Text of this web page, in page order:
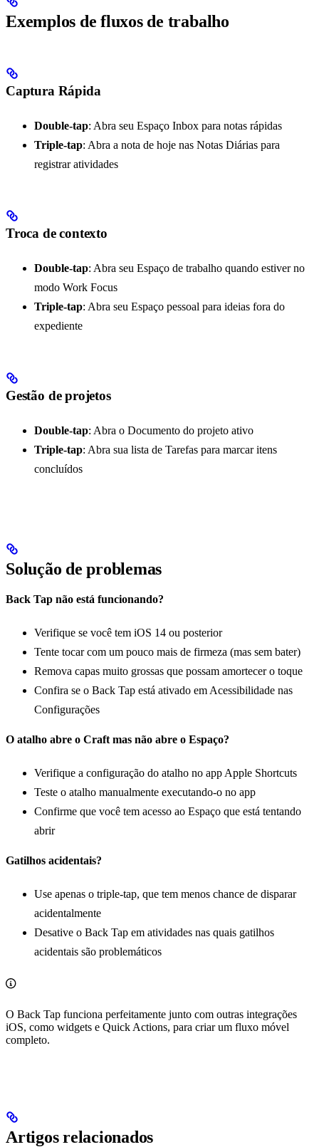
Exemplos de fluxos de trabalho
Captura Rápida
Double-tap: Abra seu Espaço Inbox para notas rápidas
Triple-tap: Abra a nota de hoje nas Notas Diárias para
registrar atividades
Troca de contexto
Double-tap: Abra seu Espaço de trabalho quando estiver no
modo Work Focus
Triple-tap: Abra seu Espaço pessoal para ideias fora do
expediente
Gestão de projetos
Double-tap: Abra o Documento do projeto ativo
Triple-tap: Abra sua lista de Tarefas para marcar itens
concluídos
Solução de problemas
Back Tap não está funcionando?
Verifique se você tem iOS 14 ou posterior
Tente tocar com um pouco mais de firmeza (mas sem bater)
Remova capas muito grossas que possam amortecer o toque
Confira se o Back Tap está ativado em Acessibilidade nas
Configurações
O atalho abre o Craft mas não abre o Espaço?
Verifique a configuração do atalho no app Apple Shortcuts
Teste o atalho manualmente executando‑o no app
Confirme que você tem acesso ao Espaço que está tentando
abrir
Gatilhos acidentais?
Use apenas o triple-tap, que tem menos chance de disparar
acidentalmente
Desative o Back Tap em atividades nas quais gatilhos
acidentais são problemáticos
O Back Tap funciona perfeitamente junto com outras integrações
iOS, como widgets e Quick Actions, para criar um fluxo móvel
completo.
Artigos relacionados